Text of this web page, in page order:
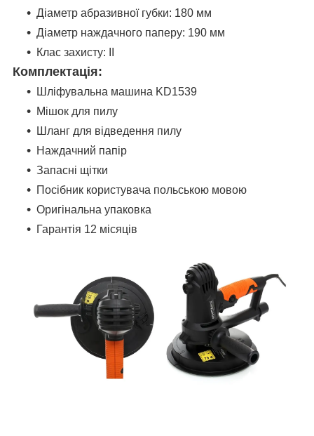
Діаметр абразивної губки: 180 мм
Діаметр наждачного паперу: 190 мм
Клас захисту: II
Комплектація:
Шліфувальна машина KD1539
Мішок для пилу
Шланг для відведення пилу
Наждачний папір
Запасні щітки
Посібник користувача польською мовою
Оригінальна упаковка
Гарантія 12 місяців